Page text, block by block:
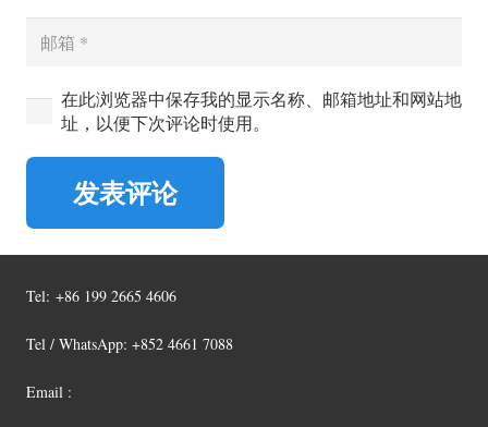
在此浏览器中保存我的显示名称、邮箱地址和网站地
址，以便下次评论时使用。
发表评论
Tel: +86 199 2665 4606
Tel / WhatsApp: +852 4661 7088
Email :